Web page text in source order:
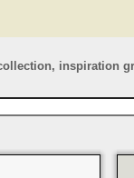
inspiration